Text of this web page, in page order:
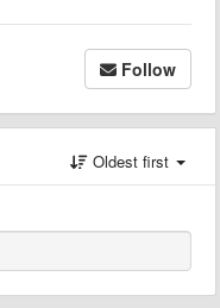
Follow
Oldest first